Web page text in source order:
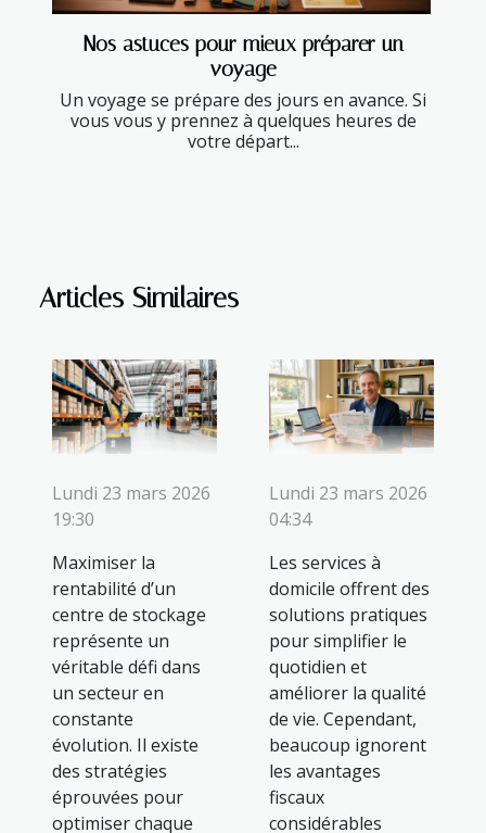
Nos astuces pour mieux préparer un
voyage
Un voyage se prépare des jours en avance. Si
vous vous y prennez à quelques heures de
votre départ...
Articles Similaires
Lundi 23 mars 2026
19:30
Maximiser la
rentabilité d’un
centre de stockage
représente un
véritable défi dans
un secteur en
constante
évolution. Il existe
des stratégies
éprouvées pour
optimiser chaque
Lundi 23 mars 2026
04:34
Les services à
domicile offrent des
solutions pratiques
pour simplifier le
quotidien et
améliorer la qualité
de vie. Cependant,
beaucoup ignorent
les avantages
fiscaux
considérables